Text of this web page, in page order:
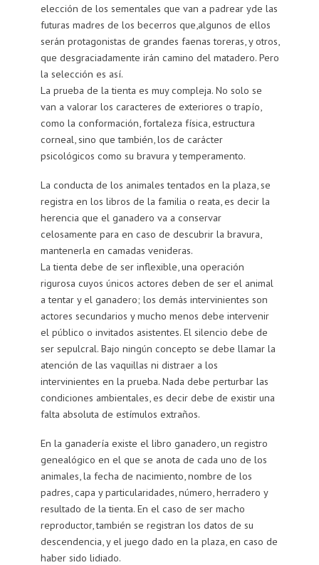
elección de los sementales que van a padrear yde las
futuras madres de los becerros que,algunos de ellos
serán protagonistas de grandes faenas toreras, y otros,
que desgraciadamente irán camino del matadero. Pero
la selección es así.
La prueba de la tienta es muy compleja. No solo se
van a valorar los caracteres de exteriores o trapío,
como la conformación, fortaleza física, estructura
corneal, sino que también, los de carácter
psicológicos como su bravura y temperamento.
La conducta de los animales tentados en la plaza, se
registra en los libros de la familia o reata, es decir la
herencia que el ganadero va a conservar
celosamente para en caso de descubrir la bravura,
mantenerla en camadas venideras.
La tienta debe de ser inflexible, una operación
rigurosa cuyos únicos actores deben de ser el animal
a tentar y el ganadero; los demás intervinientes son
actores secundarios y mucho menos debe intervenir
el público o invitados asistentes. El silencio debe de
ser sepulcral. Bajo ningún concepto se debe llamar la
atención de las vaquillas ni distraer a los
intervinientes en la prueba. Nada debe perturbar las
condiciones ambientales, es decir debe de existir una
falta absoluta de estímulos extraños.
En la ganadería existe el libro ganadero, un registro
genealógico en el que se anota de cada uno de los
animales, la fecha de nacimiento, nombre de los
padres, capa y particularidades, número, herradero y
resultado de la tienta. En el caso de ser macho
reproductor, también se registran los datos de su
descendencia, y el juego dado en la plaza, en caso de
haber sido lidiado.